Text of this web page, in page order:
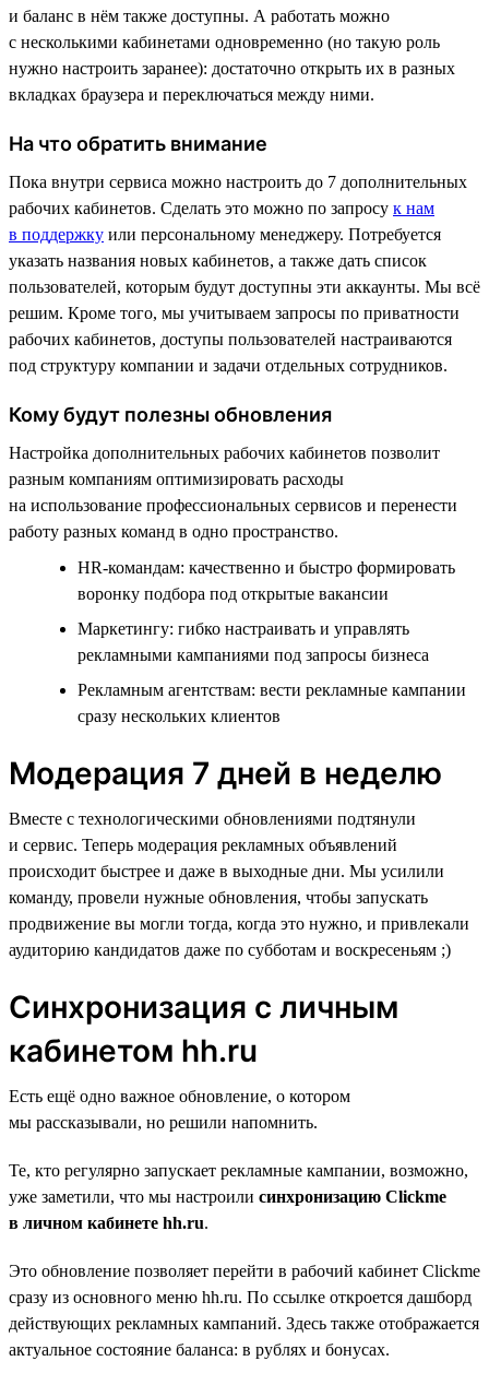
и баланс в нём также доступны. А работать можно
с несколькими кабинетами одновременно (но такую роль
нужно настроить заранее): достаточно открыть их в разных
вкладках браузера и переключаться между ними.
На что обратить внимание
Пока внутри сервиса можно настроить до 7 дополнительных
рабочих кабинетов. Сделать это можно по запросу к нам
в поддержку или персональному менеджеру. Потребуется
указать названия новых кабинетов, а также дать список
пользователей, которым будут доступны эти аккаунты. Мы всё
решим. Кроме того, мы учитываем запросы по приватности
рабочих кабинетов, доступы пользователей настраиваются
под структуру компании и задачи отдельных сотрудников.
Кому будут полезны обновления
Настройка дополнительных рабочих кабинетов позволит
разным компаниям оптимизировать расходы
на использование профессиональных сервисов и перенести
работу разных команд в одно пространство.
HR-командам: качественно и быстро формировать
воронку подбора под открытые вакансии
Маркетингу: гибко настраивать и управлять
рекламными кампаниями под запросы бизнеса
Рекламным агентствам: вести рекламные кампании
сразу нескольких клиентов
Модерация 7 дней в неделю
Вместе с технологическими обновлениями подтянули
и сервис. Теперь модерация рекламных объявлений
происходит быстрее и даже в выходные дни. Мы усилили
команду, провели нужные обновления, чтобы запускать
продвижение вы могли тогда, когда это нужно, и привлекали
аудиторию кандидатов даже по субботам и воскресеньям ;)
Синхронизация c личным
кабинетом hh.ru
Есть ещё одно важное обновление, о котором
мы рассказывали, но решили напомнить.
Те, кто регулярно запускает рекламные кампании, возможно,
уже заметили, что мы настроили синхронизацию Clickme
в личном кабинете hh.ru.
Это обновление позволяет перейти в рабочий кабинет Clickme
сразу из основного меню hh.ru. По ссылке откроется дашборд
действующих рекламных кампаний. Здесь также отображается
актуальное состояние баланса: в рублях и бонусах.